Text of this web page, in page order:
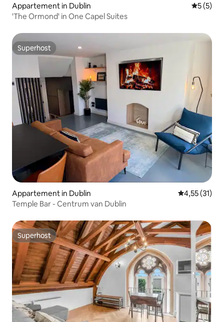
Appartement in Dublin
5 (5)
'The Ormond' in One Capel Suites
Superhost
Superhost
Appartement in Dublin Gemiddelde
4,55 (31)
Temple Bar - Centrum van Dublin
Superhost
Superhost